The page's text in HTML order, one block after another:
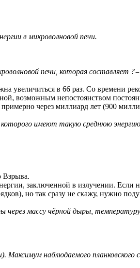
в микроволновой печи.
печи, которая составляет
увеличиться в 66 раз. Со времени
возможным непостоянством
через миллиард лет (900
которого имеют такую среднюю
Взрыва.
заключенной в излучении. Если
но так сразу не скажу, нужно
массу чёрной дыры, температуру
наблюдаемого планковского